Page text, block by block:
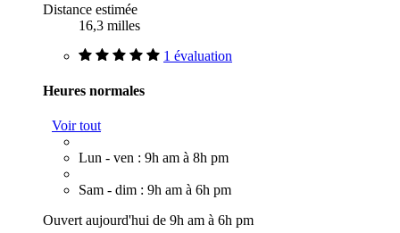
Distance estimée
16,3 milles
1 évaluation
Heures normales
Voir tout
Lun - ven : 9h am à 8h pm
Sam - dim : 9h am à 6h pm
Ouvert aujourd'hui de 9h am à 6h pm